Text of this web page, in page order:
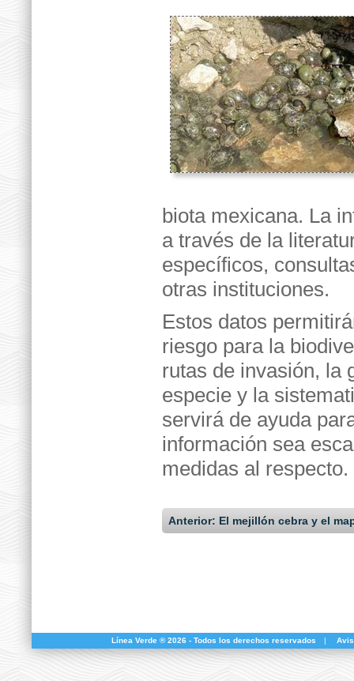
biota mexicana. La
a través de la
específicos,
otras instituciones.
Estos datos
riesgo para la
rutas de invasión, la
especie y la
servirá de ayuda
información sea
medidas al respecto.
Anterior: El mejillón cebra y el
Línea Verde ® 2026 - Todos los derechos reservados |